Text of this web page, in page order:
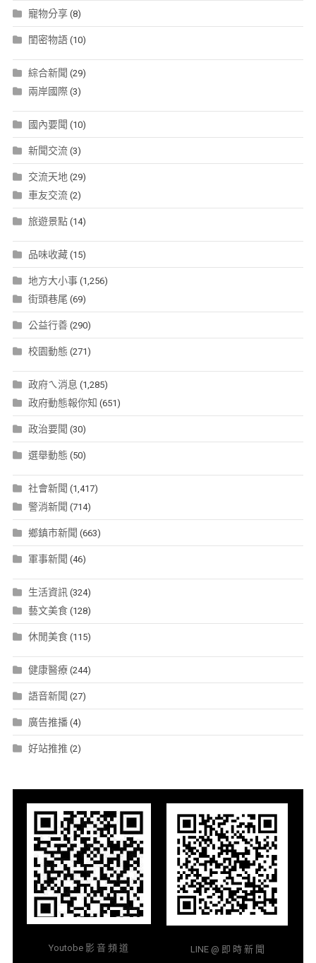
寵物分享(8)
閨密物語(10)
綜合新聞 (29)
兩岸國際(3)
國內要聞 (10)
新聞交流(3)
交流天地(29)
車友交流(2)
旅遊景點(14)
品味收藏(15)
地方大小事(1,256)
街頭巷尾 (69)
公益行善(290)
校園動態 (271)
政府ㄟ消息 (1,285)
政府動態報你知 (651)
政治要聞 (30)
選舉動態 (50)
社會新聞 (1,417)
警消新聞 (714)
鄉鎮市新聞 (663)
軍事新聞 (46)
生活資訊(324)
藝文美食(128)
休閒美食(115)
健康醫療(244)
語音新聞 (27)
廣告推播(4)
好站推推 (2)
Youtobe 影 音 頻 道 LINE @ 即 時 新 聞